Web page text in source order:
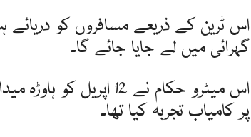
گہرائی میں لے جایا جائے گا۔
اس میٹرو حکام نے 12
پر کامیاب تجربہ کیا تھا۔